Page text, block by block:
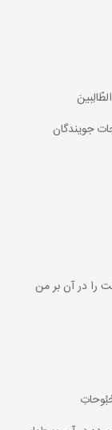
جويندگان
را در آن بر من